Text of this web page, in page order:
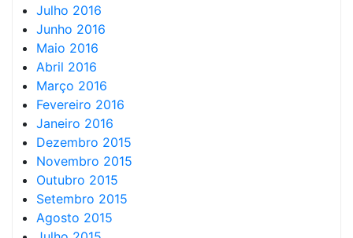
Julho 2016
Junho 2016
Maio 2016
Abril 2016
Março 2016
Fevereiro 2016
Janeiro 2016
Dezembro 2015
Novembro 2015
Outubro 2015
Setembro 2015
Agosto 2015